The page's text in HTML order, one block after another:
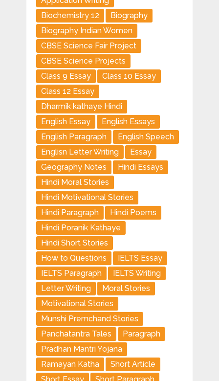
Biochemistry 12
Biography
Biography Indian Women
CBSE Science Fair Project
CBSE Science Projects
Class 9 Essay
Class 10 Essay
Class 12 Essay
Dharmik kathaye Hindi
English Essay
English Essays
English Paragraph
English Speech
Englisn Letter Writing
Essay
Geography Notes
Hindi Essays
Hindi Moral Stories
Hindi Motivational Stories
Hindi Paragraph
Hindi Poems
Hindi Poranik Kathaye
Hindi Short Stories
How to Questions
IELTS Essay
IELTS Paragraph
IELTS Writing
Letter Writing
Moral Stories
Motivational Stories
Munshi Premchand Stories
Panchatantra Tales
Paragraph
Pradhan Mantri Yojana
Ramayan Katha
Short Article